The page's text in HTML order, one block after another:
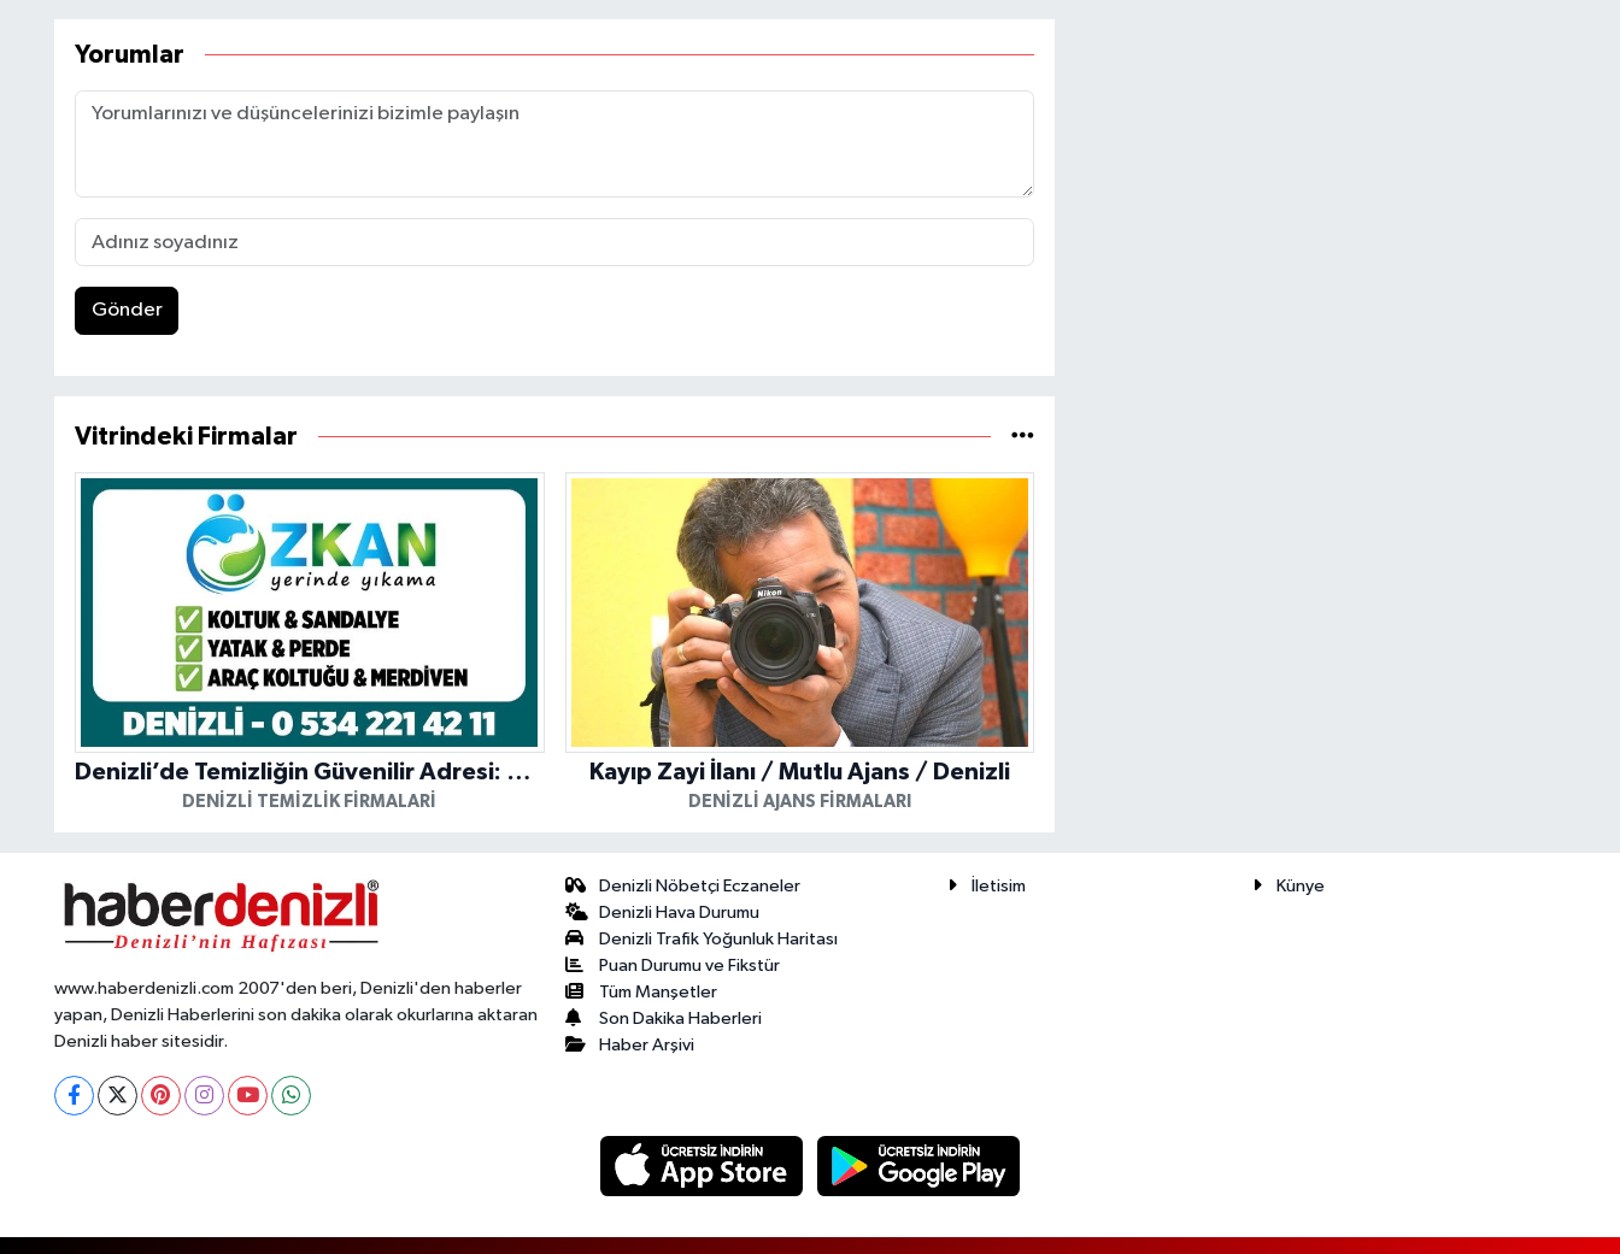
Yorumlar
Gönder
Vitrindeki Firmalar
Denizli’de Temizliğin Güvenilir Adresi: Özkan Yerinde Yıkama
DENIZLI TEMIZLIK FIRMALARI
Kayıp Zayi İlanı / Mutlu Ajans / Denizli
DENIZLI AJANS FIRMALARI
www.haberdenizli.com 2007'den beri, Denizli'den haberler
yapan, Denizli Haberlerini son dakika olarak okurlarına aktaran
Denizli haber sitesidir.
Denizli Nöbetçi Eczaneler
Denizli Hava Durumu
Denizli Trafik Yoğunluk Haritası
Puan Durumu ve Fikstür
Tüm Manşetler
Son Dakika Haberleri
Haber Arşivi
İletisim Künye